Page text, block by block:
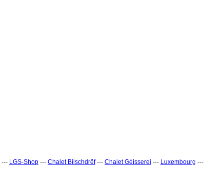
--- LGS-Shop --- Chalet Bilschdrëf--- Chalet Géisserei --- Luxembourg ---